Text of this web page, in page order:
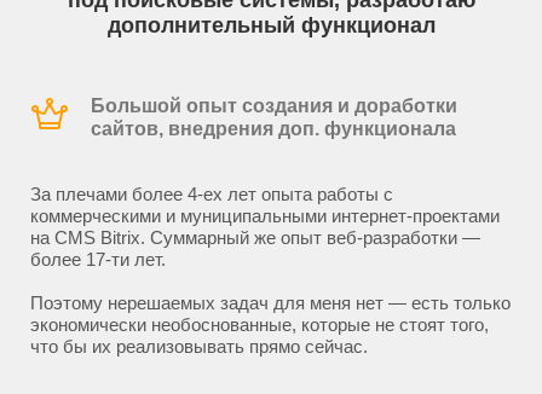
дополнительный функционал
Большой опыт создания и доработки
сайтов, внедрения доп. функционала
За плечами более 4-ех лет опыта работы с
коммерческими и муниципальными интернет-проектами
на CMS Bitrix. Суммарный же опыт веб-разработки —
более 17-ти лет.
Поэтому нерешаемых задач для меня нет — есть только
экономически необоснованные, которые не стоят того,
что бы их реализовывать прямо сейчас.